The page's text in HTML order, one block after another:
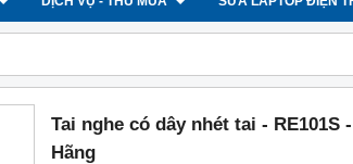
Tai nghe có dây nhét tai - RE101S
Hãng